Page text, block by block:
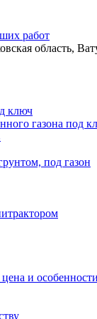
работ
область,
ключ
газона под
под газон
и